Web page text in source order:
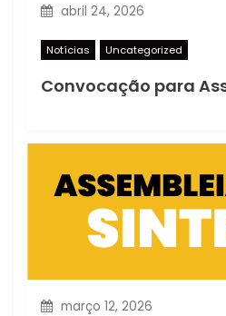
abril 24, 2026
Notícias Uncategorized
março 12, 2026